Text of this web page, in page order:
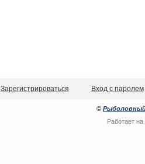
Зарегистрироваться Вход с паролем
© Рыболовный
Работает